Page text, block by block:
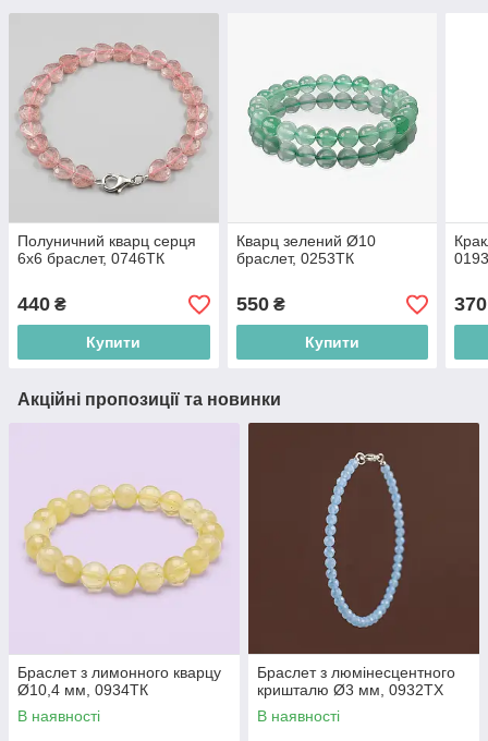
Полуничний кварц серця
6х6 браслет, 0746ТК
440 ₴
Купити
Кварц зелений Ø10
браслет, 0253ТК
550₴
Купити
370
Акційні пропозиції та новинки
Браслет з лимонного кварцу
Ø10,4 мм, 0934ТК
В наявності
Браслет з люмінесцентного
кришталю Ø3 мм, 0932ТХ
В наявності